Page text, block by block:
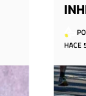
HACE